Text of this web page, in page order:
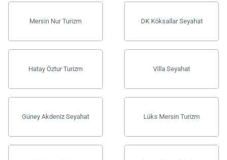
Mersin Nur Turizm DK Köksallar Seyahat
Hatay Öztur Turizm Villa Seyahat
Güney Akdeniz Seyahat Lüks Mersin Turizm